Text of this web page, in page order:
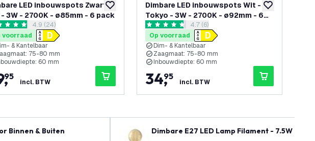
toevoegen aan verlanglijst
LED inbouwspots Zwart -
- 3W - 2700K - ø85mm - 6 pack
reviews drawer openen
sterren4.9 (24)
voorraad
& Kantelbaar
75-80 mm
60 mm
,
95
incl. BTW
toevoegen
Dimbare LED inbouwspots Wit -
Tokyo - 3W - 2700K - ø92mm - 6
pack
reviews drawer openen
4.7 score sterren4.7 (6)
Op voorraad
Dim- & Kantelbaar
Zaagmaat: 75-80 mm
Inbouwdiepte: 60 mm
34,
95
incl. BTW
Binnen & Buiten Dimbare E27 LED Lamp Filament - 7.5W -